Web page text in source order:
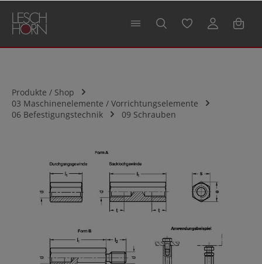
springen
Produkte / Shop
03 Maschinenelemente / Vorrichtungselemente
06 Befestigungstechnik
09 Schrauben
Bildergalerie überspringen